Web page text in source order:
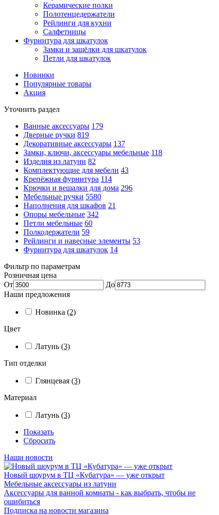
Керамические полки
Полотенцедержатели
Рейлинги для кухни
Салфетницы
Фурнитура для шкатулок
Замки и защёлки для шкатулок
Петли для шкатулок
Новинки
Популярные товары
Акция
Уточнить раздел
Ванные аксессуары 179
Дверные ручки 819
Декоративные аксессуары 137
Замки, ключи, аксессуары мебельные 118
Изделия из латуни 82
Комплектующие для мебели 43
Крепёжная фурнитура 114
Крючки и вешалки для дома 296
Мебельные ручки 5580
Наполнения для шкафов 21
Опоры мебельные 342
Петли мебельные 60
Полкодержатели 59
Рейлинги и навесные элементы 53
Фурнитура для шкатулок 14
Фильтр по параметрам
Розничная цена
От
До
Наши предложения
Новинка (2)
Цвет
Латунь (3)
Тип отделки
Глянцевая (3)
Материал
Латунь (3)
Показать
Сбросить
Наши новости
Новый шоурум в ТЦ «Кубатура» — уже открыт
Мебельные аксессуары из латуни
Аксессуары для ванной комнаты - как выбрать, чтобы не
ошибиться
Подписка на новости магазина